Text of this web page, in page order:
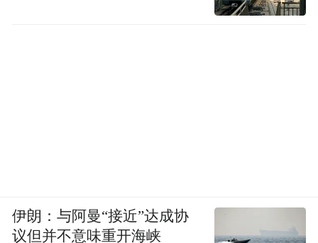
伊朗：与阿曼“接近”达成协
议但并不意味重开海峡